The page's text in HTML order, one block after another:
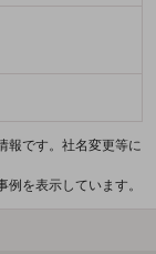
報です。社名変更等に
を表示しています。